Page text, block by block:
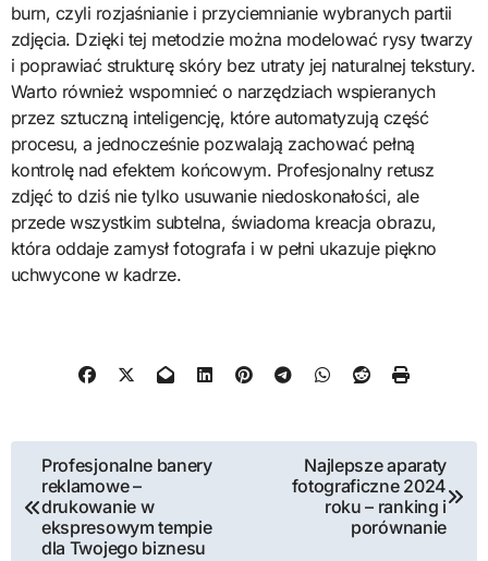
burn, czyli rozjaśnianie i przyciemnianie wybranych partii
zdjęcia. Dzięki tej metodzie można modelować rysy twarzy
i poprawiać strukturę skóry bez utraty jej naturalnej tekstury.
Warto również wspomnieć o narzędziach wspieranych
przez sztuczną inteligencję, które automatyzują część
procesu, a jednocześnie pozwalają zachować pełną
kontrolę nad efektem końcowym. Profesjonalny retusz
zdjęć to dziś nie tylko usuwanie niedoskonałości, ale
przede wszystkim subtelna, świadoma kreacja obrazu,
która oddaje zamysł fotografa i w pełni ukazuje piękno
uchwycone w kadrze.
Nawigacja
wpisu
Profesjonalne banery
reklamowe –
drukowanie w
ekspresowym tempie
dla Twojego biznesu
Najlepsze aparaty
fotograficzne 2024
roku – ranking i
porównanie